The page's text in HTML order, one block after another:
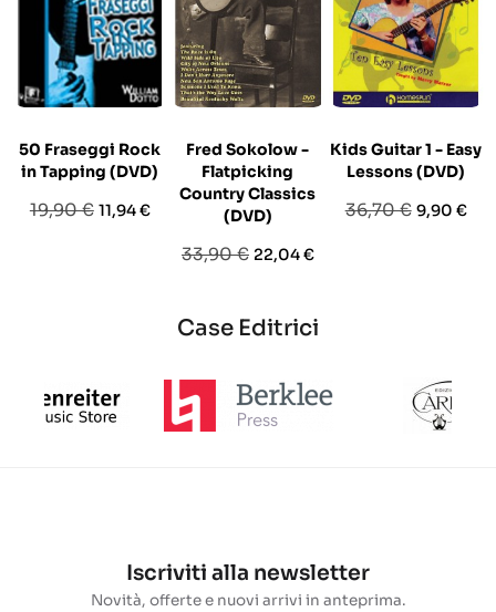
50 Fraseggi Rock
in Tapping (DVD)
Prezzo
19,90 € Prezzo
11,94 €
Fred Sokolow -
Flatpicking
Country Classics
(DVD)
Prezzo
33,90 € Prezzo
22,04 €
Kids Guitar 1 - Easy
Lessons (DVD)
Prezzo
36,70 € Prezzo
9,90 €
Case Editrici
Iscriviti alla newsletter
Novità, offerte e nuovi arrivi in anteprima.